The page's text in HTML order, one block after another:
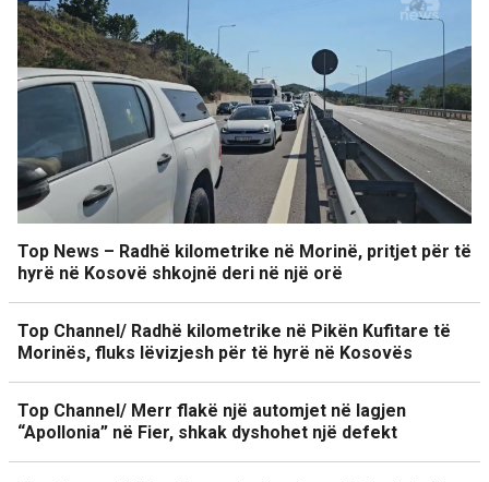
Top News – Radhë kilometrike në Morinë, pritjet për të
hyrë në Kosovë shkojnë deri në një orë
Top Channel/ Radhë kilometrike në Pikën Kufitare të
Morinës, fluks lëvizjesh për të hyrë në Kosovës
Top Channel/ Merr flakë një automjet në lagjen
“Apollonia” në Fier, shkak dyshohet një defekt